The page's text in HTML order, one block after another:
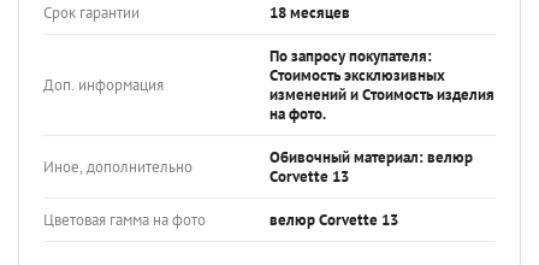
Срок гарантии 18 месяцев
Доп. информация
По запросу покупателя:
Стоимость эксклюзивных
изменений и Стоимость изделия
на фото.
Иное, дополнительно
Обивочный материал: велюр
Corvette 13
Цветовая гамма на фото велюр Corvette 13